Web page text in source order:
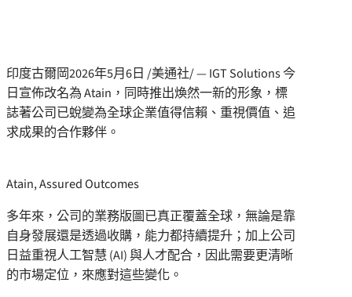
印度古爾岡2026年5月6日 /美通社/ — IGT Solutions 今
日宣佈改名為 Atain，同時推出煥然一新的形象，標
誌著公司已蛻變為全球企業值得信賴、重視價值、追
求成果的合作夥伴。
Atain, Assured Outcomes
多年來，公司的業務版圖已真正覆蓋全球，無論是靠
自身發展還是透過收購，能力都持續提升；加上公司
日益重視人工智慧 (AI) 與人才配合，因此需要更清晰
的市場定位，來應對這些變化。